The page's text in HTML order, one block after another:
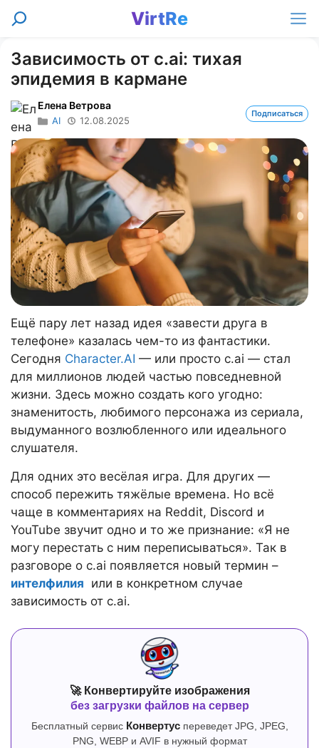
Перейти
VirtRe
Поиск
Зависимость от c.ai: тихая
эпидемия в кармане
Елена Ветрова
AI 12.08.2025
Подписаться
Ещё пару лет назад идея «завести друга в
телефоне» казалась чем-то из фантастики.
Сегодня Character.AI — или просто c.ai — стал
для миллионов людей частью повседневной
жизни. Здесь можно создать кого угодно:
знаменитость, любимого персонажа из сериала,
выдуманного возлюбленного или идеального
слушателя.
Для одних это весёлая игра. Для других —
способ пережить тяжёлые времена. Но всё
чаще в комментариях на Reddit, Discord и
YouTube звучит одно и то же признание: «Я не
могу перестать с ним переписываться». Так в
разговоре о c.ai появляется новый термин –
интелфилия или в конкретном случае
зависимость от c.ai.
🚀 Конвертируйте изображения
без загрузки файлов на сервер
Бесплатный сервис Конвертуспереведет JPG, JPEG,
PNG, WEBP и AVIF в нужный формат